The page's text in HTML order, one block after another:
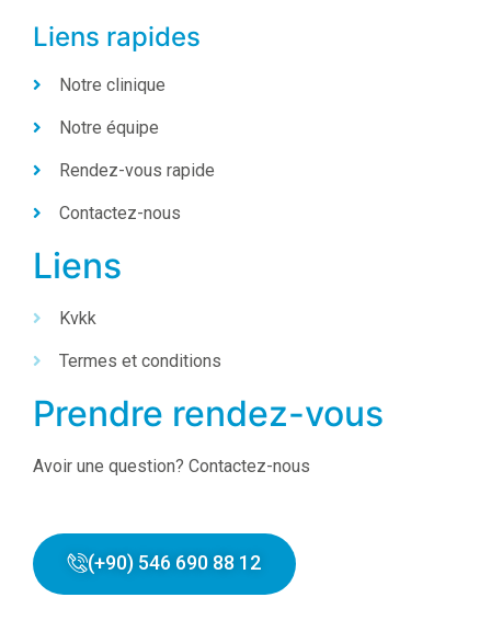
Liens rapides
Notre clinique
Notre équipe
Rendez-vous rapide
Contactez-nous
Liens
Kvkk
Termes et conditions
Prendre rendez-vous
Avoir une question? Contactez-nous
(+90) 546 690 88 12